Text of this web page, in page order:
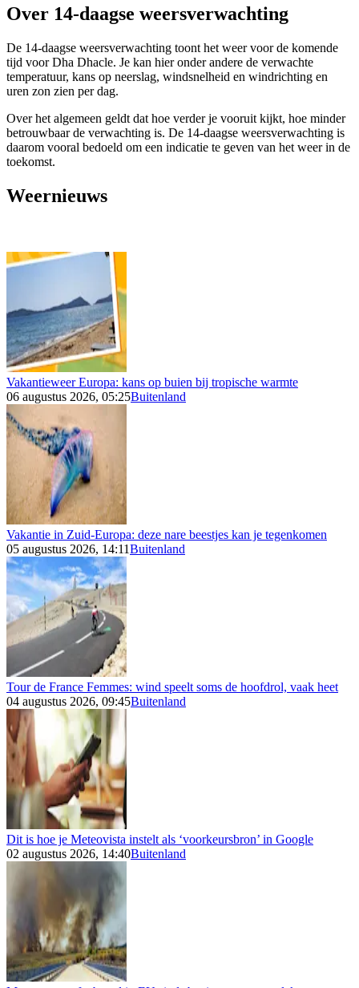
Over 14-daagse weersverwachting
De 14-daagse weersverwachting toont het weer voor de komende
tijd voor Dha Dhacle. Je kan hier onder andere de verwachte
temperatuur, kans op neerslag, windsnelheid en windrichting en
uren zon zien per dag.
Over het algemeen geldt dat hoe verder je vooruit kijkt, hoe minder
betrouwbaar de verwachting is. De 14-daagse weersverwachting is
daarom vooral bedoeld om een indicatie te geven van het weer in de
toekomst.
Weernieuws
Vakantieweer Europa: kans op buien bij tropische warmte
06 augustus 2026, 05:25Buitenland
Vakantie in Zuid-Europa: deze nare beestjes kan je tegenkomen
05 augustus 2026, 14:11Buitenland
Tour de France Femmes: wind speelt soms de hoofdrol, vaak heet
04 augustus 2026, 09:45Buitenland
Dit is hoe je Meteovista instelt als ‘voorkeursbron’ in Google
02 augustus 2026, 14:40Buitenland